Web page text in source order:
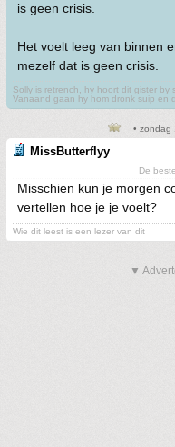
is geen crisis.
Het voelt leeg van binnen
mezelf dat is geen crisis.
Solly is retrench, hy hoort dit gister by
Vanaand gaan hy hom dronk suip en
• zondag
MissButterflyy
De
Misschien kun je morgen
vertellen hoe je je voelt?
Wie dit leest is een lezer van dit
▼